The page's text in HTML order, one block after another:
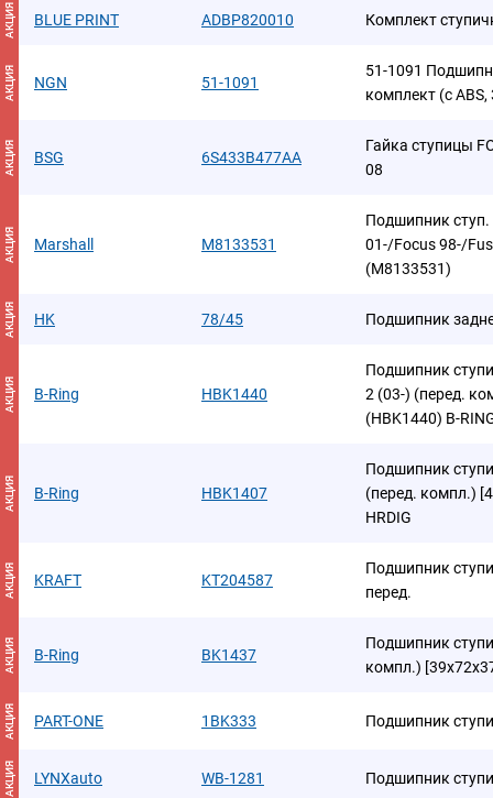
АКЦИЯ BLUE PRINT ADBP820010 Комплект
АКЦИЯ NGN 51-1091
51-1091
комплект (с
АКЦИЯ BSG 6S433B477AA
Гайка ступицы
08
АКЦИЯ Marshall M8133531
Подшипник ступ.
01-/Focus 98-/
(M8133531)
АКЦИЯ HK 78/45 Подшипник
АКЦИЯ B-Ring HBK1440
Подшипник
2 (03-) (перед.
(HBK1440) B-
АКЦИЯ B-Ring HBK1407
Подшипник
(перед. компл.)
HRDIG
АКЦИЯ KRAFT KT204587
Подшипник
перед.
АКЦИЯ B-Ring BK1437
Подшипник
компл.)
АКЦИЯ PART-ONE 1BK333 Подшипник
АКЦИЯ LYNXauto WB-1281 Подшипник